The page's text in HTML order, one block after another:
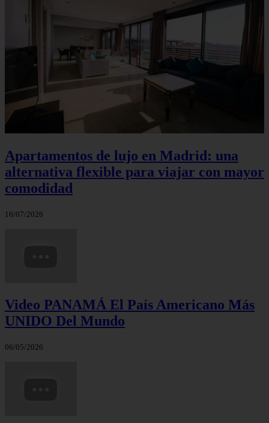
Apartamentos de lujo en Madrid: una
alternativa flexible para viajar con mayor
comodidad
16/07/2026
Video PANAMÁ El País Americano Más
UNIDO Del Mundo
06/05/2026